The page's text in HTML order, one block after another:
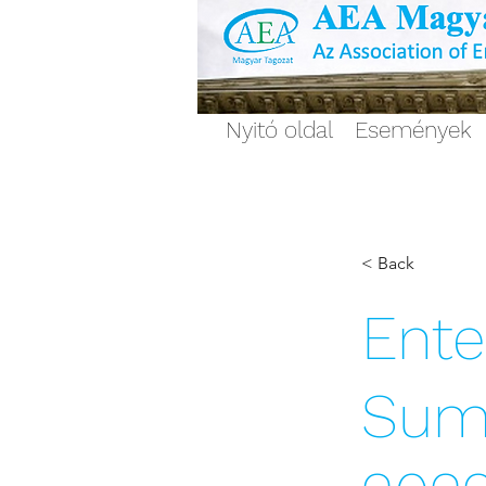
Nyitó oldal Események
< Back